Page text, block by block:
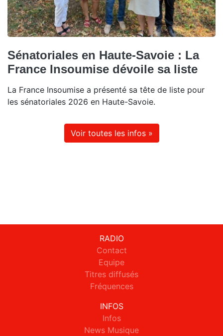
Sénatoriales en Haute-Savoie : La
France Insoumise dévoile sa liste
La France Insoumise a présenté sa tête de liste pour
les sénatoriales 2026 en Haute-Savoie.
Voir toutes les infos »
RADIO
Contact
Equipe
Titres diffusés
Fréquences
INFOS
Infos
News Musique